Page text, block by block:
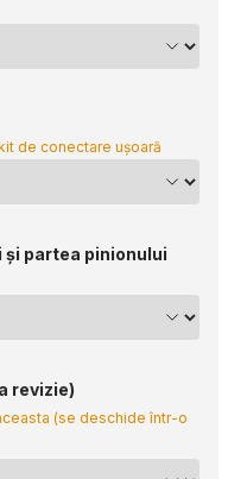
de conectare ușoară
partea pinionului
revizie)
(se deschide într-o